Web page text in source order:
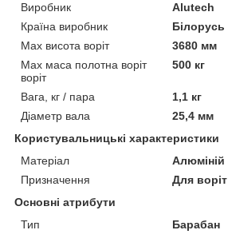
Виробник
Alutech
Країна виробник
Білорусь
Max висота воріт
3680 мм
Max маса полотна воріт
воріт
500 кг
Вага, кг / пара
1,1 кг
Діаметр вала
25,4 мм
Користувальницькі характеристики
Матеріал
Алюміній
Призначення
Для воріт
Основні атрибути
Тип
Барабан